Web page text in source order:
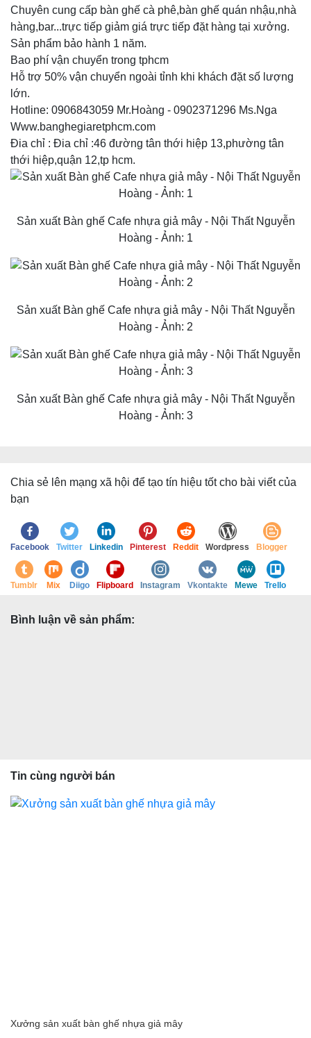
Chuyên cung cấp bàn ghế cà phê,bàn ghế quán nhậu,nhà
hàng,bar...trực tiếp giảm giá trực tiếp đặt hàng tại xưởng.
Sản phẩm bảo hành 1 năm.
Bao phí vận chuyển trong tphcm
Hỗ trợ 50% vận chuyển ngoài tỉnh khi khách đặt số lượng
lớn.
Hotline: 0906843059 Mr.Hoàng - 0902371296 Ms.Nga
Www.banghegiaretphcm.com
Đia chỉ : Đia chỉ :46 đường tân thới hiệp 13,phường tân
thới hiệp,quận 12,tp hcm.
Sản xuất Bàn ghế Cafe nhựa giả mây - Nội Thất Nguyễn
Hoàng - Ảnh: 1
Sản xuất Bàn ghế Cafe nhựa giả mây - Nội Thất Nguyễn
Hoàng - Ảnh: 2
Sản xuất Bàn ghế Cafe nhựa giả mây - Nội Thất Nguyễn
Hoàng - Ảnh: 3
Chia sẻ lên mạng xã hội để tạo tín hiệu tốt cho bài viết của
bạn
Facebook Twitter Linkedin Pinterest Reddit Wordpress Blogger
Tumblr Mix Diigo Flipboard Instagram Vkontakte Mewe Trello
Bình luận về sản phẩm:
Tin cùng người bán
Xưởng sản xuất bàn ghế nhựa giả mây